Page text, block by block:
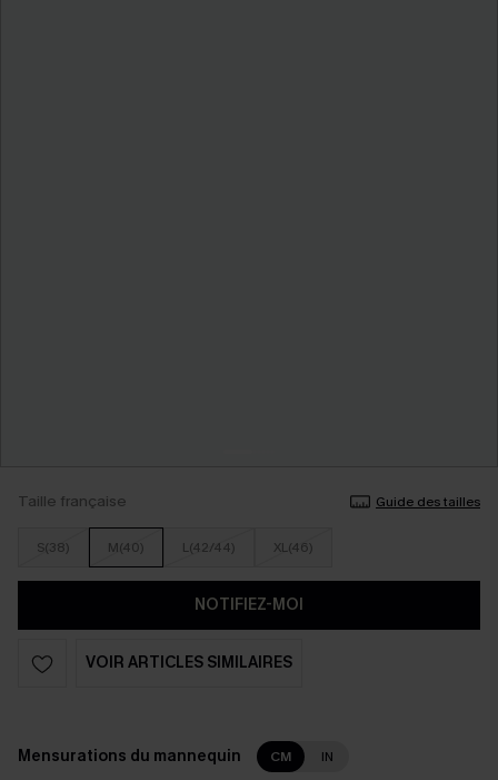
Taille française Guide des tailles
S(38) M(40) L(42/44) XL(46)
NOTIFIEZ-MOI
VOIR ARTICLES SIMILAIRES
Mensurations du mannequin CM IN